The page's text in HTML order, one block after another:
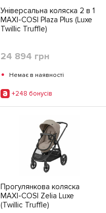
Універсальна коляска 2 в 1
MAXI-COSI Plaza Plus (Luxe
Twillic Truffle)
24 894 грн
• Немає в наявності
+248 бонусiв
Прогулянкова коляска
MAXI-COSI Zelia Luxe
(Twillic Truffle)